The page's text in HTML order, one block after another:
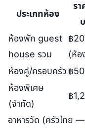
ประเภทห้อง
ร
ห้องพัก guest
house รวม
฿
(ห้อ
ห้องคู่/ครอบครัว ฿
ห้องพิเศษ
(จำกัด)
฿
อาหารวัด (ครัวไทย